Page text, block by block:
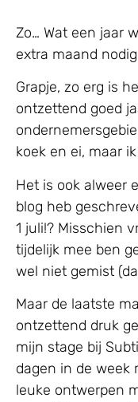
Zo… Wat een jaar
extra maand
Grapje, zo erg is
ontzettend goed
koek en ei, maar
Het is ook alweer
blog heb
1 juli!? Misschien
tijdelijk mee ben
wel niet gemist
Maar de laatste
ontzettend druk
mijn stage bij
dagen in de week
leuke ontwerpen